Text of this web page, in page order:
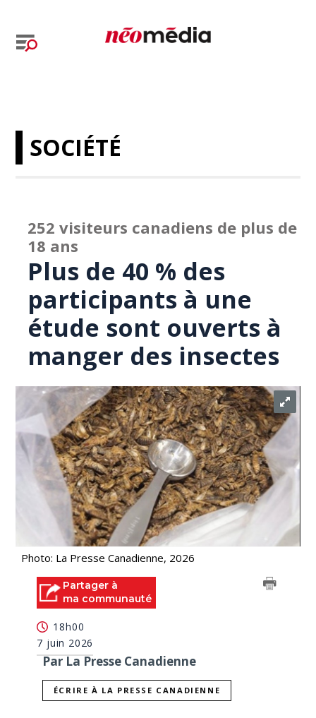
SOCIÉTÉ
252 visiteurs canadiens de plus de
18 ans
Plus de 40 % des
participants à une
étude sont ouverts à
manger des insectes
Photo: La Presse Canadienne, 2026
Partager à
ma communauté
18h00
7 juin 2026
Par La Presse Canadienne
ÉCRIRE À LA PRESSE CANADIENNE